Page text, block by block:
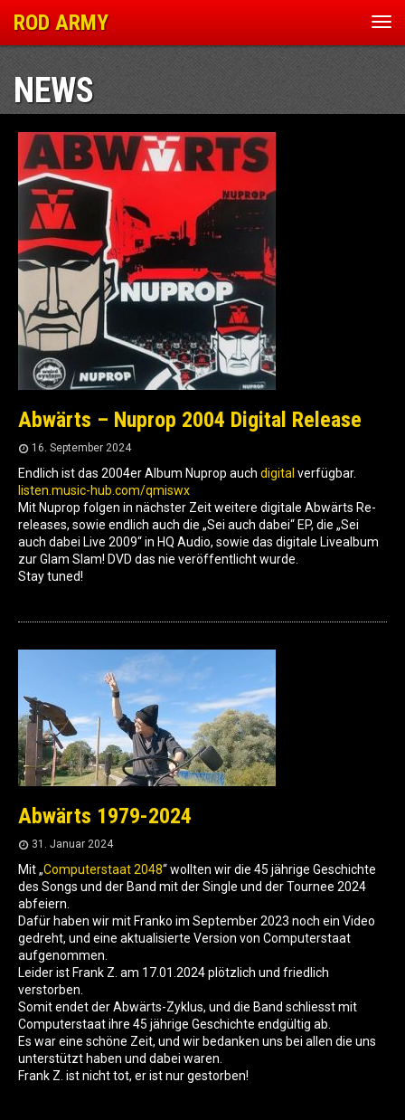
ROD ARMY
NEWS
Abwärts – Nuprop 2004 Digital Release
16. September 2024
Endlich ist das 2004er Album Nuprop auch digital verfügbar.
listen.music-hub.com/qmiswx
Mit Nuprop folgen in nächster Zeit weitere digitale Abwärts Re-
releases, sowie endlich auch die „Sei auch dabei“ EP, die „Sei
auch dabei Live 2009“ in HQ Audio, sowie das digitale Livealbum
zur Glam Slam! DVD das nie veröffentlicht wurde.
Stay tuned!
Abwärts 1979-2024
31. Januar 2024
Mit „Computerstaat 2048“ wollten wir die 45 jährige Geschichte
des Songs und der Band mit der Single und der Tournee 2024
abfeiern.
Dafür haben wir mit Franko im September 2023 noch ein Video
gedreht, und eine aktualisierte Version von Computerstaat
aufgenommen.
Leider ist Frank Z. am 17.01.2024 plötzlich und friedlich
verstorben.
Somit endet der Abwärts-Zyklus, und die Band schliesst mit
Computerstaat ihre 45 jährige Geschichte endgültig ab.
Es war eine schöne Zeit, und wir bedanken uns bei allen die uns
unterstützt haben und dabei waren.
Frank Z. ist nicht tot, er ist nur gestorben!